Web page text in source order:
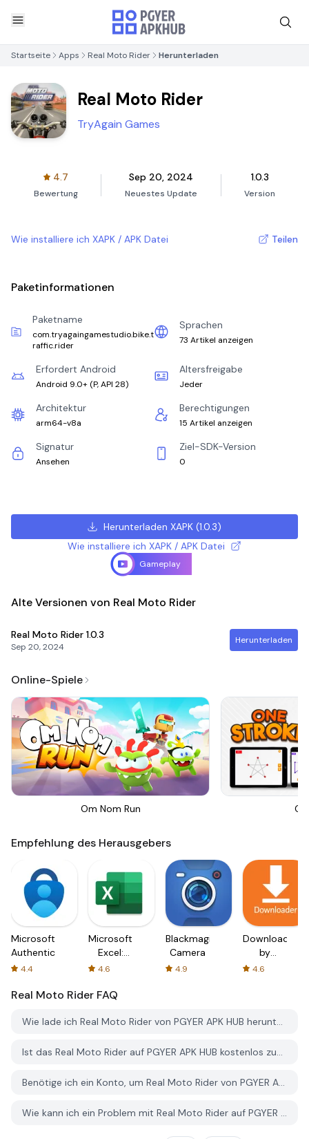
Startseite Apps Real Moto Rider Herunterladen
Real Moto Rider
TryAgain Games
4.7
Bewertung
Sep 20, 2024
Neuestes Update
1.0.3
Version
Wie installiere ich XAPK / APK Datei Teilen
Paketinformationen
Paketname
com.tryagaingamestudio.bike.t
raffic.rider
Sprachen
73 Artikel anzeigen
Erfordert Android
Android 9.0+ (P, API 28)
Altersfreigabe
Jeder
Architektur
arm64-v8a
Berechtigungen
15 Artikel anzeigen
Signatur
Ansehen
Ziel-SDK-Version
0
Herunterladen XAPK (1.0.3)
Wie installiere ich XAPK / APK Datei
Gameplay
Alte Versionen von Real Moto Rider
Real Moto Rider 1.0.3
Sep 20, 2024
Herunterladen
Online-Spiele
Om Nom Run
Empfehlung des Herausgebers
Microsoft
Authenticator
4.4
Microsoft
Excel:
Spreadsheets
4.6
Blackmagic
Camera
4.9
Downloader
by
AFTVnews
4.6
Real Moto Rider FAQ
Wie lade ich Real Moto Rider von PGYER APK HUB herunter?
Ist das Real Moto Rider auf PGYER APK HUB kostenlos zum Download?
Benötige ich ein Konto, um Real Moto Rider von PGYER APK HUB herunterzuladen?
Wie kann ich ein Problem mit Real Moto Rider auf PGYER APK HUB melden?